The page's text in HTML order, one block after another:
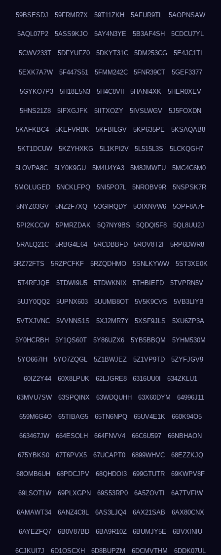
59BSESDJ 59FRMR7X 59T11ZKH 5AFUR9TL 5AOPNSAW
5AQL07P2 5ASS9KJO 5AY4N3YE 5B3AF4SH 5CDCU7YL
5CWV233T 5DFYUFZ0 5DKYT31C 5DM253CG 5E4JC1TI
5EXK7A7W 5F447S51 5FMM242C 5FNR39CT 5GEF3377
5GYKO7P3 5H18E5N3 5H4C8VII 5HANI4XK 5HER0XEV
5HNS21Z8 5IFXGJFK 5IITXOZY 5IVSLWGV 5J5FOXDN
5KAFKBC4 5KEFVRBK 5KFBILGV 5KP635PE 5KSAQAB8
5KT1DCUW 5KZYHXKG 5L1KPI2V 5L515L3S 5LCKQGH7
5LOVPA8C 5LY0K9GU 5M4U4YA3 5M8JMWFU 5MC4C6M0
5MOLUGED 5NCKLFPQ 5NI5PO7L 5NROBV9R 5NSPSK7R
5NYZ03GV 5NZ2F7XQ 5OGIRQDY 5OIXNVW6 5OPF8A7F
5PI2KCCW 5PMRZDAK 5Q7NY9BS 5QDQI5F8 5QL8UU2J
5RALQ21C 5RBG4E64 5RCDBBFD 5ROV8T2I 5RP6DWR8
5RZ72FTS 5RZPCFKF 5RZQDHMO 5SNLKYWW 5ST3XE0K
5T4RFJQE 5TDWI9U5 5TDWKNIX 5THBIEFD 5TVPRN5V
5UJY0QQ2 5UPNX603 5UUMB8OT 5V5K9CVS 5VB3LIYB
5VTXJVNC 5VVNNS1S 5XJ2MR7Y 5XSF9JLS 5XU6ZP3A
5Y0HCRBH 5Y1QS60T 5Y86UZX6 5YB5BBQM 5YHM530M
5YO667IH 5YO7ZQGL 5Z1BWJEZ 5Z1VP9TD 5ZYFJGV9
60IZ2Y44 60X8LPUK 62LJGRE8 6316UU0I 634ZKLU1
63MVU7SW 63SPQINX 63WDQUHH 63X60DYM 64996J11
659M6G4O 65TIBAG5 65TN6NPQ 65UV4E1K 660K94O5
663467JW 664ESOLH 664FNVV4 66C6U597 66NBHAON
675YBKS0 67T6PVX5 67UCAPT0 6899WHVC 68EZZKJQ
68OMB6UH 68PDCJPV 68QHDOI3 699GTUTR 69KWPV8F
69LSOT1W 69PLXGPN 69S53RP0 6A5ZOVTI 6A7TVFIW
6AMAWT34 6ANZ4C8L 6AS3LJQ4 6AX21SAB 6AX80CNX
6AYEZFQ7 6B0V87BD 6BA9R10Z 6BUMJY5E 6BVXINIU
6CJKUI7J 6D1OSCXH 6D8BUPZM 6DCMVTHM 6DDK07UL